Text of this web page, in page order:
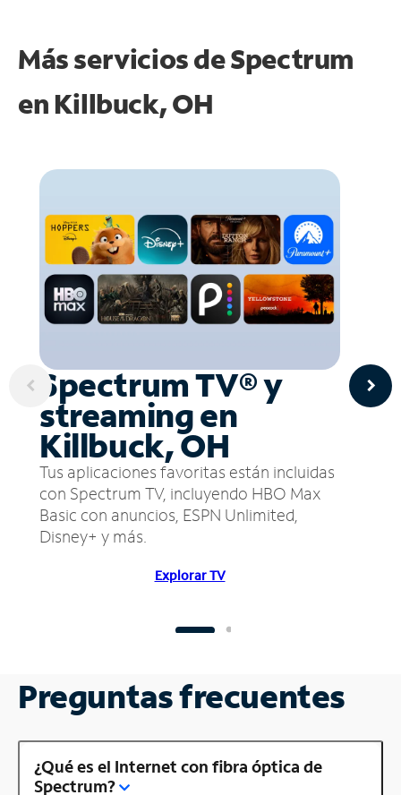
Más servicios de Spectrum
en Killbuck, OH
Spectrum TV® y
streaming en
Killbuck, OH
Tus aplicaciones favoritas están incluidas
con Spectrum TV, incluyendo HBO Max
Basic con anuncios, ESPN Unlimited,
Disney+ y más.
Explorar TV
Preguntas frecuentes
¿Qué es el Internet con fibra óptica de
Spectrum?